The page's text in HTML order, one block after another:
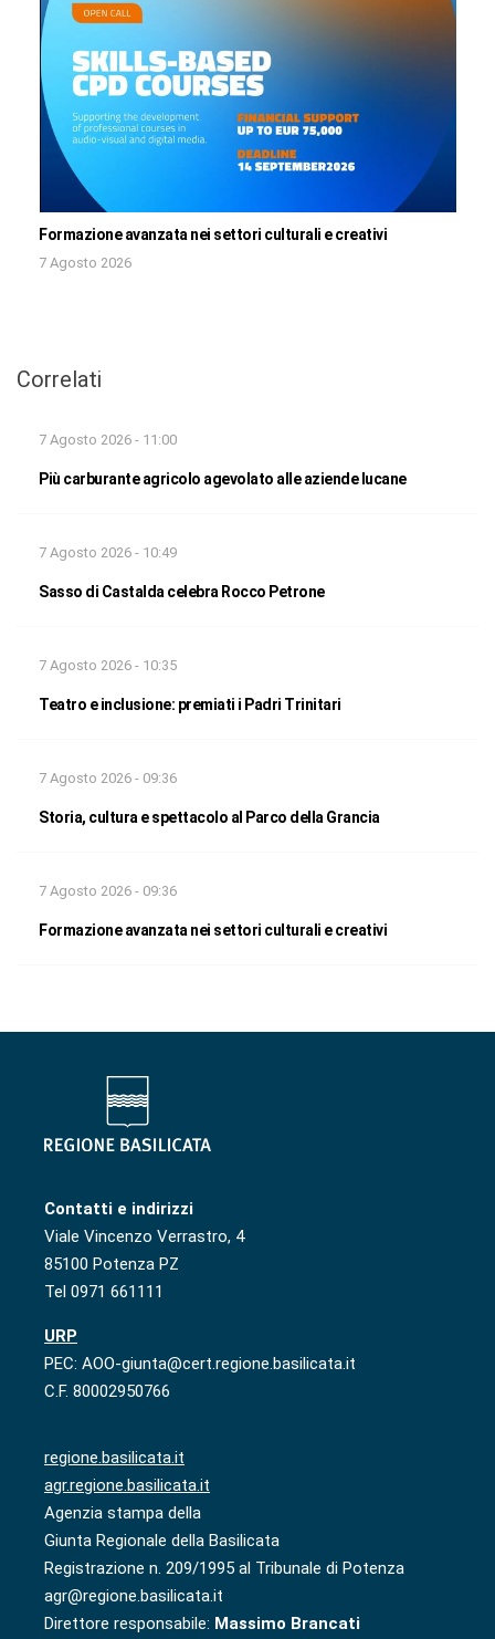
Formazione avanzata nei settori culturali e creativi
7 Agosto 2026
Correlati
7 Agosto 2026 - 11:00
Più carburante agricolo agevolato alle aziende lucane
7 Agosto 2026 - 10:49
Sasso di Castalda celebra Rocco Petrone
7 Agosto 2026 - 10:35
Teatro e inclusione: premiati i Padri Trinitari
7 Agosto 2026 - 09:36
Storia, cultura e spettacolo al Parco della Grancia
7 Agosto 2026 - 09:36
Formazione avanzata nei settori culturali e creativi
Contatti e indirizzi
Viale Vincenzo Verrastro, 4
85100 Potenza PZ
Tel 0971 661111
URP
PEC: AOO-giunta@cert.regione.basilicata.it
C.F. 80002950766
regione.basilicata.it
agr.regione.basilicata.it
Agenzia stampa della
Giunta Regionale della Basilicata
Registrazione n. 209/1995 al Tribunale di Potenza
agr@regione.basilicata.it
Direttore responsabile: Massimo Brancati